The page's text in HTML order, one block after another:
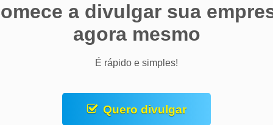
a divulgar sua
agora mesmo
É rápido e simples!
Quero divulgar